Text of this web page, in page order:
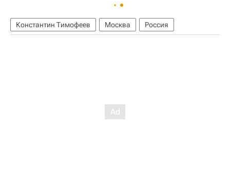
Константин Тимофеев Москва Россия